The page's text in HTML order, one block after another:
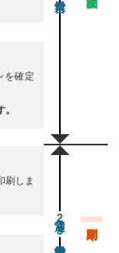
を確定
刷しま
通常23営業日後出荷